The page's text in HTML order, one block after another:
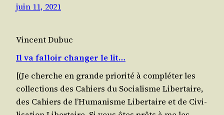
juin 11, 2021
Vincent Dubuc
Il va falloir changer le lit…
[(Je cherche en grande prio­ri­té à com­plé­ter les
col­lec­tions des Cahiers du Socia­lisme Liber­taire,
des Cahiers de l’Humanisme Liber­taire et de Civi­